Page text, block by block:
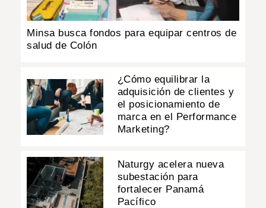
Minsa busca fondos para equipar centros de
salud de Colón
¿Cómo equilibrar la
adquisición de clientes y
el posicionamiento de
marca en el Performance
Marketing?
Naturgy acelera nueva
subestación para
fortalecer Panamá
Pacífico